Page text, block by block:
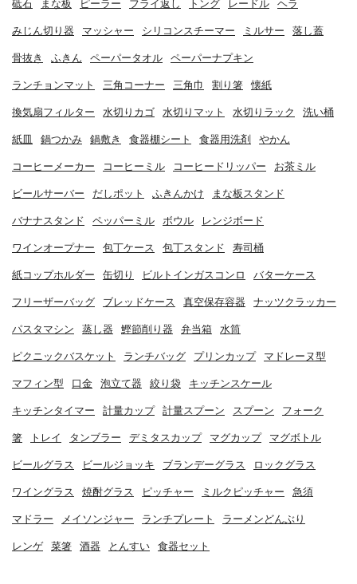
砥石 まな板 ピーラー フライ返し トング レードル ヘラ
みじん切り器 マッシャー シリコンスチーマー ミルサー 落し蓋
骨抜き ふきん ペーパータオル ペーパーナプキン
ランチョンマット 三角コーナー 三角巾 割り箸 懐紙
換気扇フィルター 水切りカゴ 水切りマット 水切りラック 洗い桶
紙皿 鍋つかみ 鍋敷き 食器棚シート 食器用洗剤 やかん
コーヒーメーカー コーヒーミル コーヒードリッパー お茶ミル
ビールサーバー だしポット ふきんかけ まな板スタンド
バナナスタンド ペッパーミル ボウル レンジボード
ワインオープナー 包丁ケース 包丁スタンド 寿司桶
紙コップホルダー 缶切り ビルトインガスコンロ バターケース
フリーザーバッグ ブレッドケース 真空保存容器 ナッツクラッカー
パスタマシン 蒸し器 鰹節削り器 弁当箱 水筒
ピクニックバスケット ランチバッグ プリンカップ マドレーヌ型
マフィン型 口金 泡立て器 絞り袋 キッチンスケール
キッチンタイマー 計量カップ 計量スプーン スプーン フォーク
箸 トレイ タンブラー デミタスカップ マグカップ マグボトル
ビールグラス ビールジョッキ ブランデーグラス ロックグラス
ワイングラス 焼酎グラス ピッチャー ミルクピッチャー 急須
マドラー メイソンジャー ランチプレート ラーメンどんぶり
レンゲ 菜箸 酒器 とんすい 食器セット